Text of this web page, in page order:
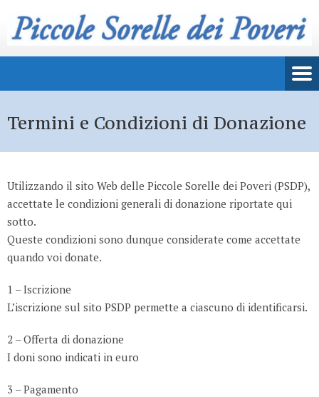
Termini e Condizioni di Donazione
Utilizzando il sito Web delle Piccole Sorelle dei Poveri (PSDP),
accettate le condizioni generali di donazione riportate qui
sotto.
Queste condizioni sono dunque considerate come accettate
quando voi donate.
1 – Iscrizione
L’iscrizione sul sito PSDP permette a ciascuno di identificarsi.
2 – Offerta di donazione
I doni sono indicati in euro
3 – Pagamento